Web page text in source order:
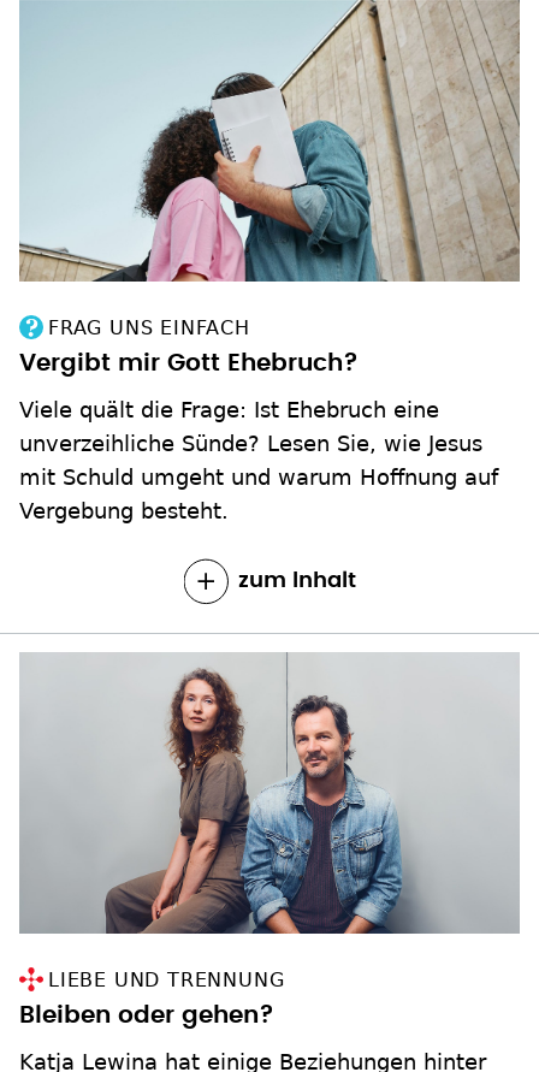
FRAG UNS EINFACH
Vergibt mir Gott Ehebruch?
Viele quält die Frage: Ist Ehebruch eine
unverzeihliche Sünde? Lesen Sie, wie Jesus
mit Schuld umgeht und warum Hoffnung auf
Vergebung besteht.
zum Inhalt
LIEBE UND TRENNUNG
Bleiben oder gehen?
Katja Lewina hat einige Beziehungen hinter